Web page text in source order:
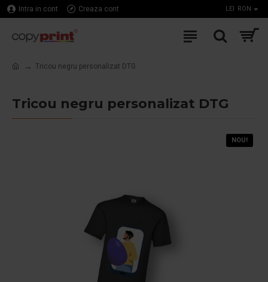
Intra in cont Creaza cont LEI RON
Tricou negru personalizat DTG
Tricou negru personalizat DTG
NOU!